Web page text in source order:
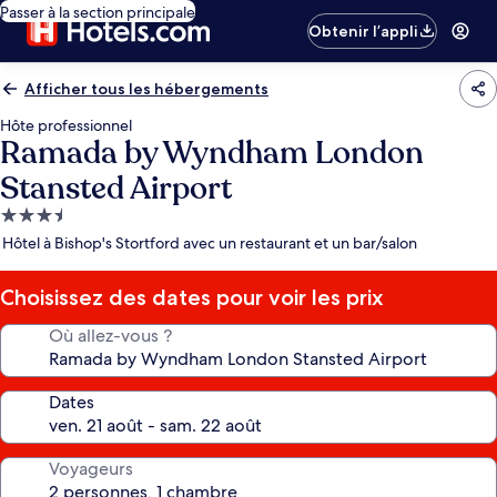
Passer à la section principale
Obtenir l’appli
Afficher tous les hébergements
Hôte professionnel
Ramada by Wyndham London
Stansted Airport
Hébergement
3.5 étoiles
Hôtel à Bishop's Stortford avec un restaurant et un bar/salon
Choisissez des dates pour voir les prix
Où allez-vous ?
Dates
Voyageurs